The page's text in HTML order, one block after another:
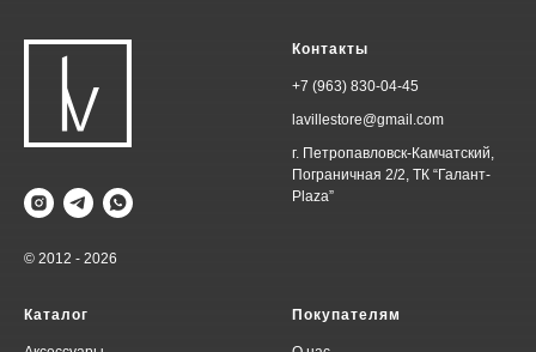
© 2012 - 2026
Контакты
+7 (963) 830-04-45
lavillestore@gmail.com
г. Петропавловск-Камчатский,
Пограничная 2/2, ТК “Галант-
Plaza”
Каталог Покупателям